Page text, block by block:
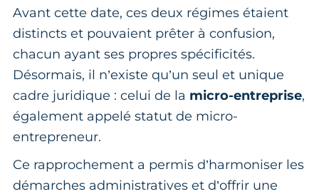
Avant cette date, ces deux régimes étaient
distincts et pouvaient prêter à confusion,
chacun ayant ses propres spécificités.
Désormais, il n’existe qu’un seul et unique
cadre juridique : celui de la micro-entreprise,
également appelé statut de micro-
entrepreneur.
Ce rapprochement a permis d’harmoniser les
démarches administratives et d’offrir une